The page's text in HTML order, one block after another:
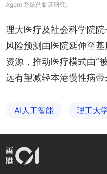
Agent 系统的临床研究。
理大医疗及社会科学院
风险预测由医院延伸至
资源，推动医疗模式由“
远有望减轻本港慢性病带
AI人工智能 理工大